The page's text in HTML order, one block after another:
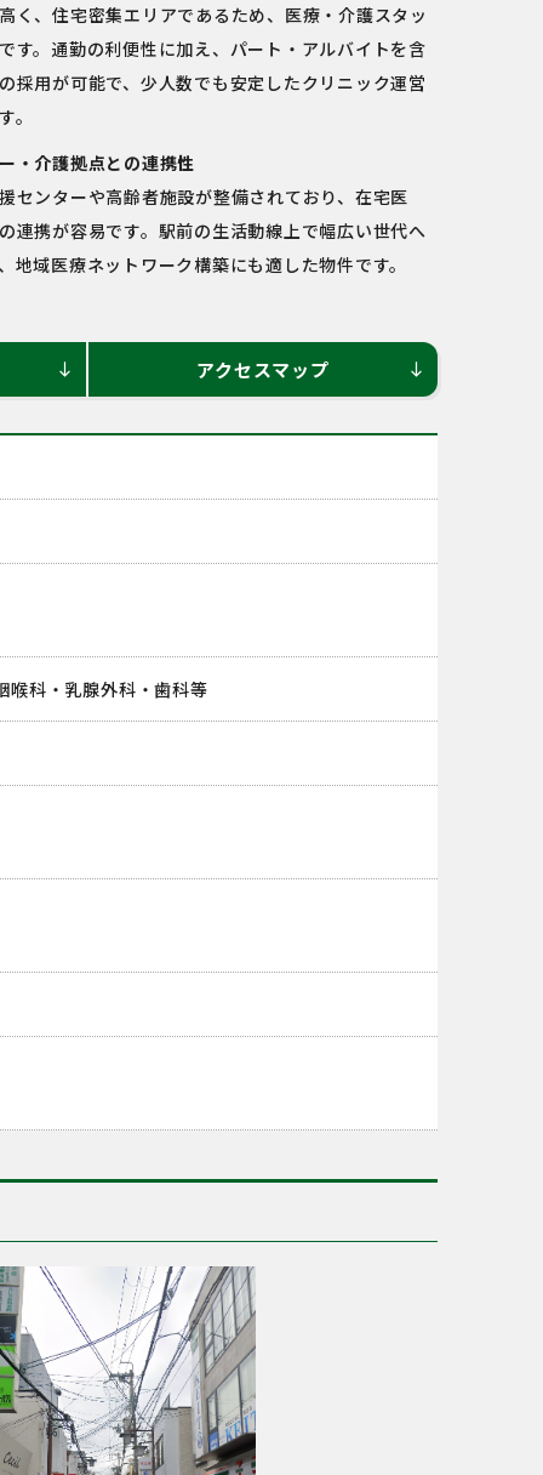
く、住宅密集エリアであるため、医療・介護スタッ
す。通勤の利便性に加え、パート・アルバイトを含
採用が可能で、少人数でも安定したクリニック運営
。
・介護拠点との連携性
センターや高齢者施設が整備されており、在宅医
連携が容易です。駅前の生活動線上で幅広い世代へ
地域医療ネットワーク構築にも適した物件です。
south アクセスマップ south
喉科・乳腺外科・歯科等